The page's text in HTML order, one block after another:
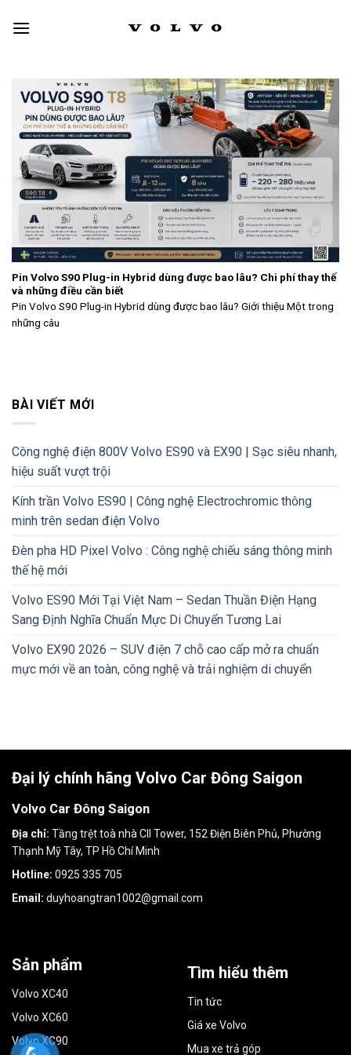
Pin Volvo S90 Plug-in Hybrid dùng được bao lâu? Chi phí thay thế
và những điều cần biết
Pin Volvo S90 Plug-in Hybrid dùng được bao lâu? Giới thiệu Một trong
những câu
BÀI VIẾT MỚI
Công nghệ điện 800V Volvo ES90 và EX90 | Sạc siêu nhanh,
hiệu suất vượt trội
Kính trần Volvo ES90 | Công nghệ Electrochromic thông
minh trên sedan điện Volvo
Đèn pha HD Pixel Volvo : Công nghệ chiếu sáng thông minh
thế hệ mới
Volvo ES90 Mới Tại Việt Nam – Sedan Thuần Điện Hạng
Sang Định Nghĩa Chuẩn Mực Di Chuyển Tương Lai
Volvo EX90 2026 – SUV điện 7 chỗ cao cấp mở ra chuẩn
mực mới về an toàn, công nghệ và trải nghiệm di chuyển
Đại lý chính hãng Volvo Car Đông Saigon
Volvo Car Đông Saigon
Địa chỉ: Tầng trệt toà nhà CII Tower, 152 Điện Biên Phủ, Phường
Thạnh Mỹ Tây, TP Hồ Chí Minh
Hotline: 0925 335 705
Email: duyhoangtran1002@gmail.com
Sản phẩm
Volvo XC40
Volvo XC60
Volvo XC90
Tìm hiểu thêm
Tin tức
Giá xe Volvo
Mua xe trả góp